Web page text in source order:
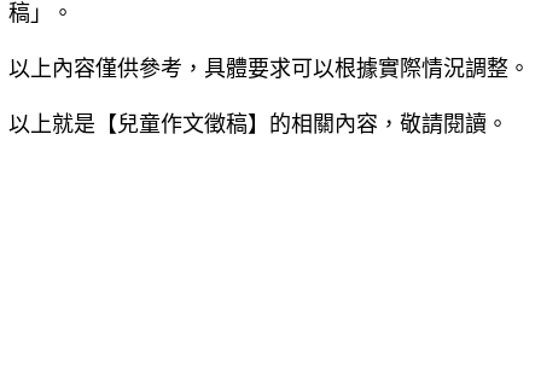
稿」。
以上內容僅供參考，具體要求可以根據實際情況調整。
以上就是【 兒童作文徵稿】的相關內容，敬請閱讀。